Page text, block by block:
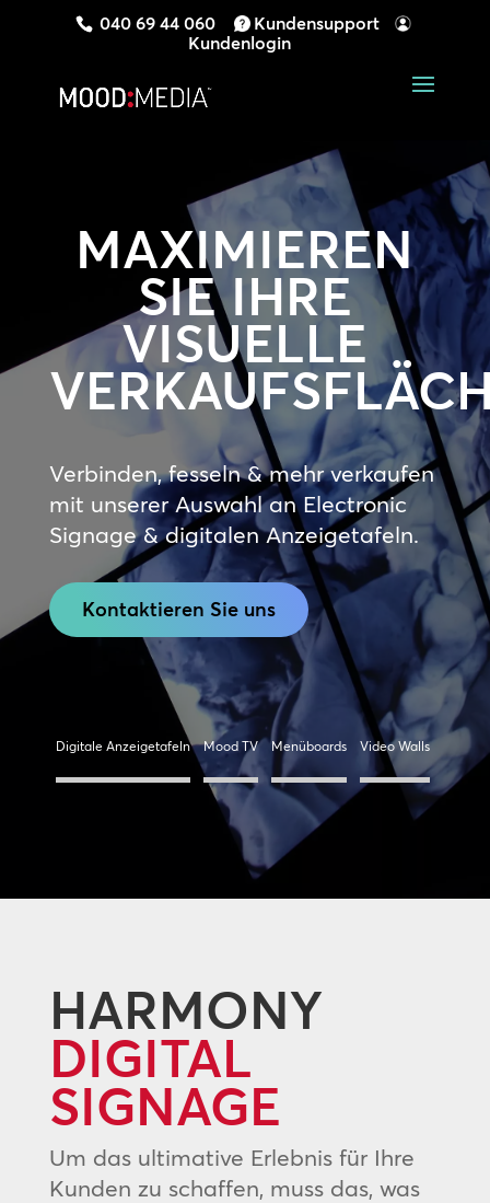
040 69 44 060
Kundensupport
Kundenlogin
MAXIMIEREN
SIE IHRE
VISUELLE
Verbinden, fesseln & mehr verkaufen
mit unserer Auswahl an Electronic
Signage & digitalen Anzeigetafeln.
Kontaktieren Sie uns
Digitale Anzeigetafeln Mood TV Menüboards Video Walls
HARMONY
DIGITAL
SIGNAGE
Um das ultimative Erlebnis für Ihre
Kunden zu schaffen, muss das, was